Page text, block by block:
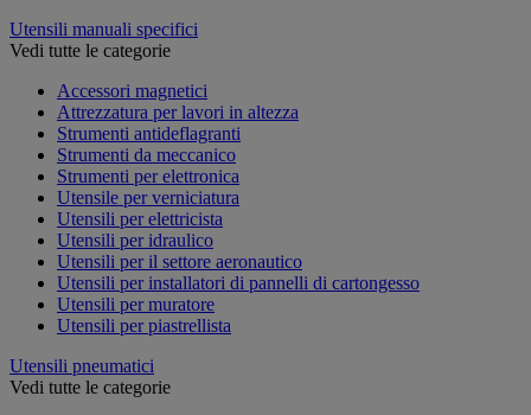
Utensili manuali specifici
Vedi tutte le categorie
Accessori magnetici
Attrezzatura per lavori in altezza
Strumenti antideflagranti
Strumenti da meccanico
Strumenti per elettronica
Utensile per verniciatura
Utensili per elettricista
Utensili per idraulico
Utensili per il settore aeronautico
Utensili per installatori di pannelli di cartongesso
Utensili per muratore
Utensili per piastrellista
Utensili pneumatici
Vedi tutte le categorie